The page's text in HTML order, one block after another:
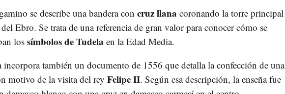
se describe una bandera con cruz llana coronando la torre principal
Ebro. Se trata de una referencia de gran valor para conocer cómo se
lossímbolos de Tudela en la Edad Media.
incorpora también un documento de 1556 que detalla la confección de una
motivo de la visita del rey Felipe II. Según esa descripción, la enseña fue